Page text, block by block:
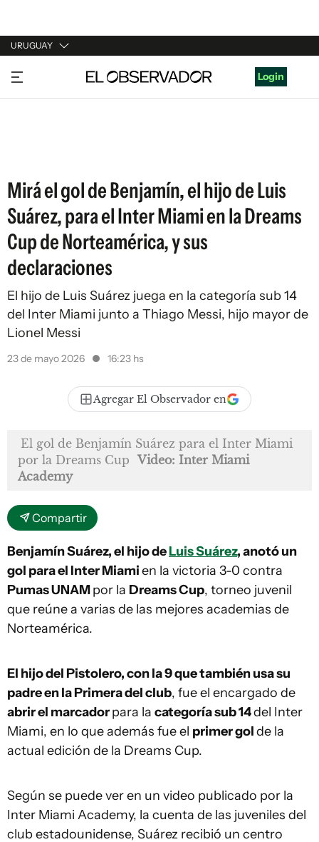
URUGUAY
URUGUAY
ARGENTINA
Login
Mirá el gol de Benjamín, el hijo de Luis
Suárez, para el Inter Miami en la Dreams
Cup de Norteamérica, y sus
declaraciones
El hijo de Luis Suárez juega en la categoría sub 14
del Inter Miami junto a Thiago Messi, hijo mayor de
Lionel Messi
23 de mayo 2026 16:23 hs
Agregar El Observador en
El gol de Benjamín Suárez para el Inter Miami
por la Dreams Cup Video: Inter Miami
Academy
Compartir
Benjamín Suárez, el hijo deLuis Suárez, anotó un
gol para el Inter Miamien la victoria 3-0 contra
Pumas UNAMpor la Dreams Cup, torneo juvenil
que reúne a varias de las mejores academias de
Norteamérica.
El hijo del Pistolero, con la 9 que también usa su
padre en la Primera del club, fue el encargado de
abrir el marcadorpara la categoría sub 14del Inter
Miami, en lo que además fue el primer golde la
actual edición de la Dreams Cup.
Según se puede ver en un video publicado por la
Inter Miami Academy, la cuenta de las juveniles del
club estadounidense, Suárez recibió un centro